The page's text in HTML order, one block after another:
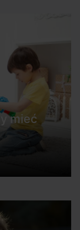
mieć